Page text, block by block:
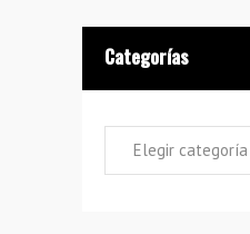
Categorías
Categorías